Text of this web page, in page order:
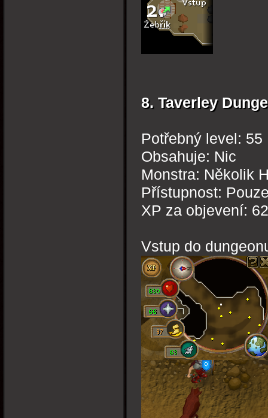
8. Taverley
Potřebný level: 55
Obsahuje: Nic
Monstra: Několik
Přístupnost:
XP za objevení:
Vstup do